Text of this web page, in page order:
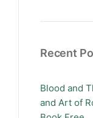
Recent
Blood and
and Art of